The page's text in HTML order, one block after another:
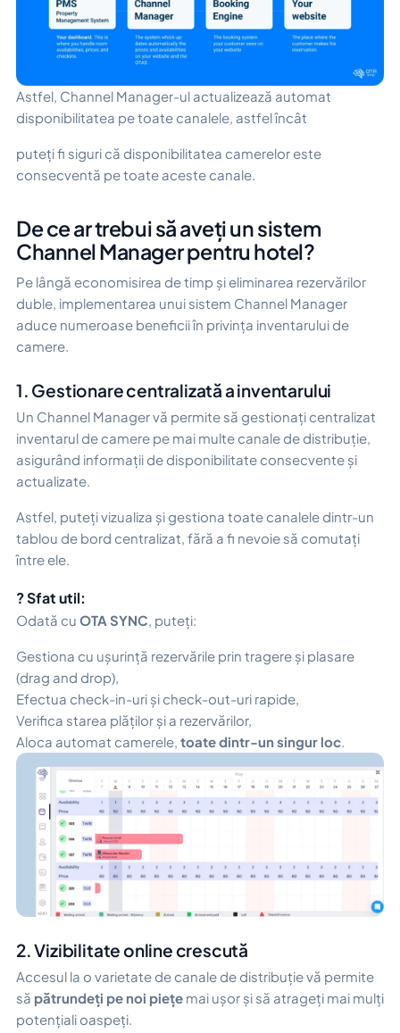
Astfel, Channel Manager-ul actualizează automat
disponibilitatea pe toate canalele, astfel încât
puteți fi siguri că disponibilitatea camerelor este
consecventă pe toate aceste canale.
De ce ar trebui să aveți un sistem
Channel Manager pentru hotel?
Pe lângă economisirea de timp și eliminarea rezervărilor
duble, implementarea unui sistem Channel Manager
aduce numeroase beneficii în privința inventarului de
camere.
1. Gestionare centralizată a inventarului
Un Channel Manager vă permite să gestionați centralizat
inventarul de camere pe mai multe canale de distribuție,
asigurând informații de disponibilitate consecvente și
actualizate.
Astfel, puteți vizualiza și gestiona toate canalele dintr-un
tablou de bord centralizat, fără a fi nevoie să comutați
între ele.
? Sfat util:
Odată cu OTA SYNC, puteți:
Gestiona cu ușurință rezervările prin tragere și plasare
(drag and drop),
Efectua check-in-uri și check-out-uri rapide,
Verifica starea plăților și a rezervărilor,
Aloca automat camerele, toate dintr-un singur loc.
2. Vizibilitate online crescută
Accesul la o varietate de canale de distribuție vă permite
să pătrundeți pe noi piețe mai ușor și să atrageți mai mulți
potențiali oaspeți.